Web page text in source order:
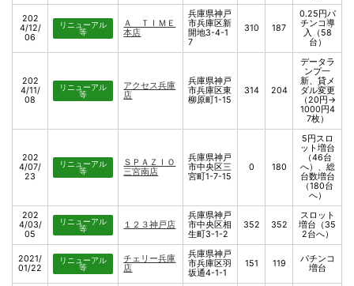
202
4/12/
06
リニューアル
等
Ａ ＴＩＭＥ
本店
兵庫県神戸
市兵庫区新
開地3-4-1
7
310 187
0.25円パ
チンコ導
入（58
台）
202
4/11/
08
リニューアル
等
アクセス兵庫
店
兵庫県神戸
市兵庫区東
柳原町1-15
314 204
データラ
ンプ一
新、貸メ
ダル変更
（20円→
1000円4
7枚）
202
4/07/
23
リニューアル
等
ＳＰＡＺＩＯ
三宮南店
兵庫県神戸
市中央区三
宮町1-7-15
0 180
5円スロ
ット増台
（46台
へ）、総
台数増台
（180台
へ）
202
4/03/
05
リニューアル
等
１２３神戸店
兵庫県神戸
市中央区相
生町3-1-2
352 352
スロット
増台（35
2台へ）
2021/
01/22
リニューアル
等
チェリー兵庫
店
兵庫県神戸
市兵庫区羽
坂通4-1-1
151 119
パチンコ
増台